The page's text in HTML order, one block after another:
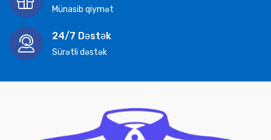
Münasib qiymət
24/7 Dəstək
Sürətli dəstək